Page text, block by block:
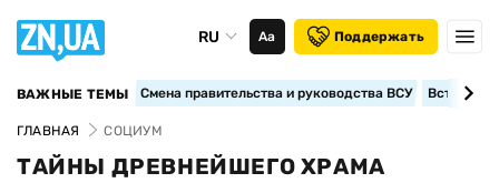
RU Аа Поддержать
ВАЖНЫЕ ТЕМЫ Смена правительства и руководства ВСУ
ГЛАВНАЯ СОЦИУМ
ТАЙНЫ ДРЕВНЕЙШЕГО ХРАМА